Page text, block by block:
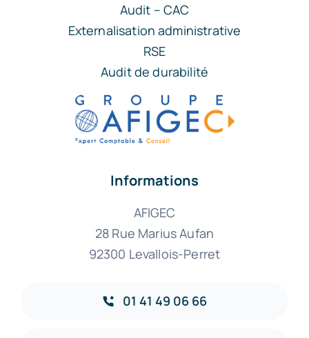
Audit – CAC
Externalisation administrative
RSE
Audit de durabilité
Informations
AFIGEC
28 Rue Marius Aufan
92300 Levallois-Perret
01 41 49 06 66